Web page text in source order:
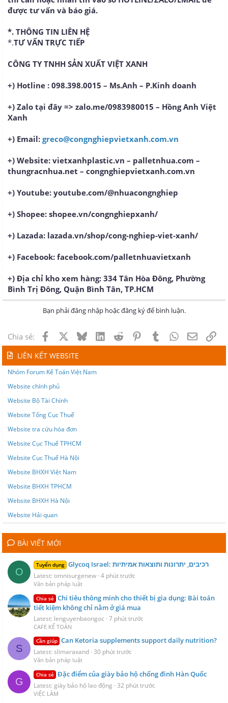
được tư vấn và báo giá.
*. THÔNG TIN LIÊN HỆ
*.TƯ VẤN TRỰC TIẾP
CÔNG TY TNHH SẢN XUẤT VIỆT XANH
+) Hotline : 098.398.0015 – Ms.Anh – P.Kinh doanh
+) Zalo tại đây => zalo.me/0983980015 – Hồng Anh Việt
Xanh
+) Email: greco@congnghiepvietxanh.com.vn
+) Website: vietxanhplastic.vn – palletnhua.com –
thungracnhua.net – congnghiepvietxanh.com.vn
+) Youtube: youtube.com/@nhuacongnghiep
+) Shopee: shopee.vn/congnghiepxanh/
+) Lazada: lazada.vn/shop/cong-nghiep-viet-xanh/
+) Facebook: facebook.com/palletnhuavietxanh
+) Địa chỉ kho xem hàng: 334 Tân Hòa Đông, Phường
Bình Trị Đông, Quận Bình Tân, TP.HCM
Bạn phải đăng nhập hoặc đăng ký để bình luận.
Chia sẻ: Facebook BlueskyLinkedInReddit PinterestTumblrWhatsApp
Email
LIÊN KẾT WEBSITE
Nhóm Forum Kế Toán Việt Nam
Website chính phủ
Website Bộ Tài Chính
Website Tổng Cục Thuế
Website tra cứu hóa đơn
Website Cục Thuế TPHCM
Website Cục Thuế Hà Nội
Website BHXH Việt Nam
Website BHXH TPHCM
Website BHXH Hà Nội
Website Hải quan
BÀI VIẾT MỚI
O
Tuyển dụng Glycoq Israel: רכיבים, יתרונות ותוצאות אמיתיות
Latest: omnisurgenew 4 phút trước
Văn bản pháp luật
Chia sẻ Chi tiêu thông minh cho thiết bị gia dụng: Bài toán
tiết kiệm không chỉ nằm ở giá mua
Latest: lenguyenbaongoc 7 phút trước
CAFE KẾ TOÁN
S
Cần giúp Can Ketoria supplements support daily nutrition?
Latest: slimaraxand 30 phút trước
Văn bản pháp luật
G
Chia sẻ Đặc điểm của giày bảo hộ chống đinh Hàn Quốc
Latest: giày bảo hộ lao động 32 phút trước
VIỆC LÀM